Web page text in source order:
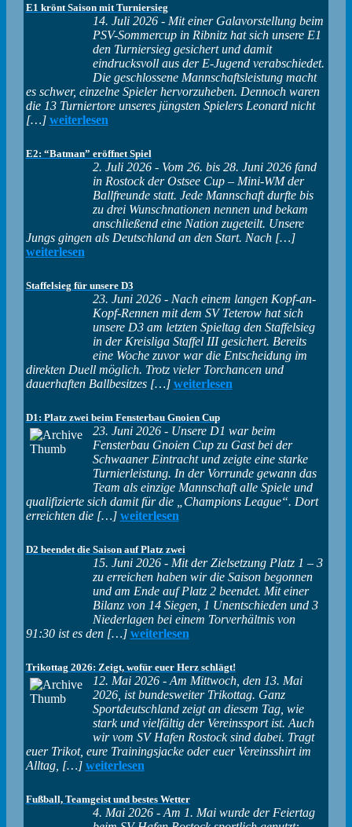
E1 krönt Saison mit Turniersieg
14. Juli 2026- Mit einer Galavorstellung beim
PSV-Sommercup in Ribnitz hat sich unsere E1
den Turniersieg gesichert und damit
eindrucksvoll aus der E-Jugend verabschiedet.
Die geschlossene Mannschaftsleistung macht
es schwer, einzelne Spieler hervorzuheben. Dennoch waren
die 13 Turniertore unseres jüngsten Spielers Leonard nicht
[…] weiterlesen
E2: “Batman” eröffnet Spiel
2. Juli 2026- Vom 26. bis 28. Juni 2026 fand
in Rostock der Ostsee Cup – Mini-WM der
Ballfreunde statt. Jede Mannschaft durfte bis
zu drei Wunschnationen nennen und bekam
anschließend eine Nation zugeteilt. Unsere
Jungs gingen als Deutschland an den Start. Nach […]
weiterlesen
Staffelsieg für unsere D3
23. Juni 2026- Nach einem langen Kopf-an-
Kopf-Rennen mit dem SV Teterow hat sich
unsere D3 am letzten Spieltag den Staffelsieg
in der Kreisliga Staffel III gesichert. Bereits
eine Woche zuvor war die Entscheidung im
direkten Duell möglich. Trotz vieler Torchancen und
dauerhaften Ballbesitzes […] weiterlesen
D1: Platz zwei beim Fensterbau Gnoien Cup
23. Juni 2026- Unsere D1 war beim
Fensterbau Gnoien Cup zu Gast bei der
Schwaaner Eintracht und zeigte eine starke
Turnierleistung. In der Vorrunde gewann das
Team als einzige Mannschaft alle Spiele und
qualifizierte sich damit für die „Champions League“. Dort
erreichten die […] weiterlesen
D2 beendet die Saison auf Platz zwei
15. Juni 2026- Mit der Zielsetzung Platz 1 – 3
zu erreichen haben wir die Saison begonnen
und am Ende auf Platz 2 beendet. Mit einer
Bilanz von 14 Siegen, 1 Unentschieden und 3
Niederlagen bei einem Torverhältnis von
91:30 ist es den […] weiterlesen
Trikottag 2026: Zeigt, wofür euer Herz schlägt!
12. Mai 2026- Am Mittwoch, den 13. Mai
2026, ist bundesweiter Trikottag. Ganz
Sportdeutschland zeigt an diesem Tag, wie
stark und vielfältig der Vereinssport ist. Auch
wir vom SV Hafen Rostock sind dabei. Tragt
euer Trikot, eure Trainingsjacke oder euer Vereinsshirt im
Alltag, […] weiterlesen
Fußball, Teamgeist und bestes Wetter
4. Mai 2026- Am 1. Mai wurde der Feiertag